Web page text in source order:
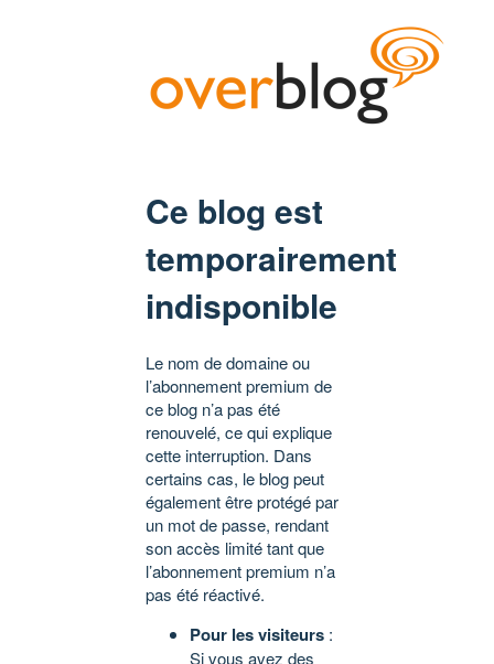
Ce blog est
temporairement
indisponible
Le nom de domaine ou
l’abonnement premium de
ce blog n’a pas été
renouvelé, ce qui explique
cette interruption. Dans
certains cas, le blog peut
également être protégé par
un mot de passe, rendant
son accès limité tant que
l’abonnement premium n’a
pas été réactivé.
Pour les visiteurs :
Si vous avez des